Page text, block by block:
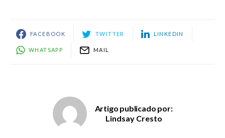
FACEBOOK TWITTER LINKEDIN
WHATSAPP MAIL
Artigo publicado por:
Lindsay Cresto